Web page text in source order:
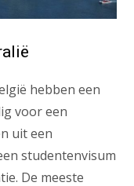
hebben een
voor een
uit een
studentenvisum
De meeste